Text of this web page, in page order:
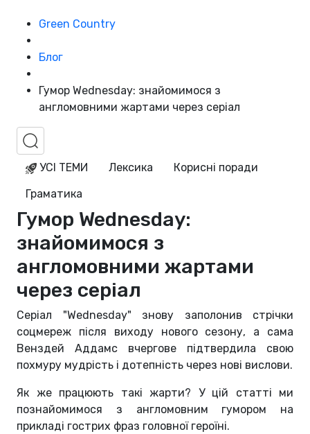
Green Country
Блог
Гумор Wednesday: знайомимося з
англомовними жартами через серіал
УСІ ТЕМИ Лексика
Корисні поради
Граматика
Гумор Wednesday:
знайомимося з
англомовними жартами
через серіал
Серіал "Wednesday" знову заполонив стрічки
соцмереж після виходу нового сезону, а сама
Венздей Аддамс вчергове підтвердила свою
похмуру мудрість і дотепність через нові вислови.
Як же працюють такі жарти? У цій статті ми
познайомимося з англомовним гумором на
прикладі гострих фраз головної героїні.